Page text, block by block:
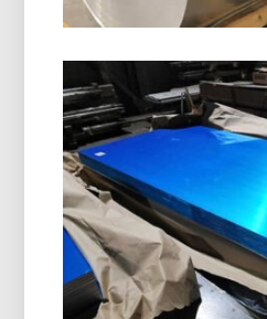
8011
8011 Kumparan Penutup
khusus untuk pembuatan
tutup sekrup, dan
menawarkan
baik, tahan korosi, dan